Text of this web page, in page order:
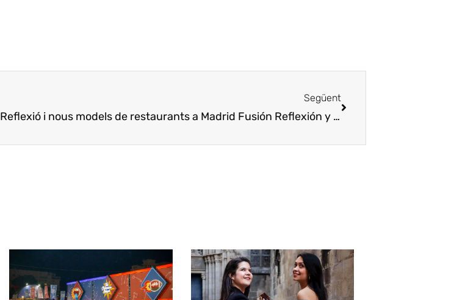
Següent
Reflexió i nous models de restaurants a Madrid Fusión Reflexión y nuevos modelos de restaurantes en Madrid Fusión